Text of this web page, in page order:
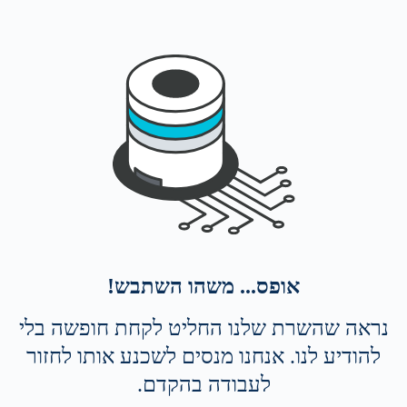
אופס... משהו השתבש!
נראה שהשרת שלנו החליט לקחת חופשה בלי
להודיע לנו. אנחנו מנסים לשכנע אותו לחזור
לעבודה בהקדם.